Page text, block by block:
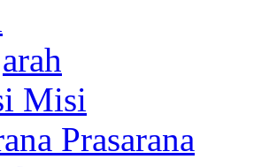
Misi
Prasarana